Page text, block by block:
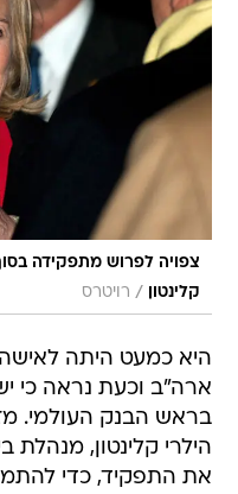
צפויה לפרוש מתפקידה
קלינטון
/ רויטרס
היא כמעט היתה
ארה"ב וכעת נראה כי
בראש הבנק העולמי.
הילרי קלינטון, מנהלת
את התפקיד, כדי